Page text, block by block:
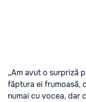
„Am avut o surpriză
făptura ei frumoasă,
numai cu vocea, dar